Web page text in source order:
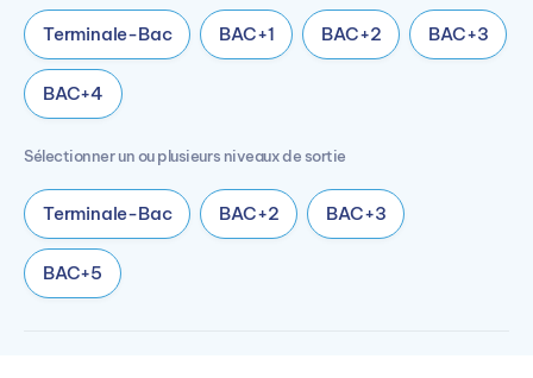
Terminale-Bac BAC+1 BAC+2 BAC+3
BAC+4
Sélectionner un ou plusieurs niveaux de sortie
Terminale-Bac BAC+2 BAC+3
BAC+5